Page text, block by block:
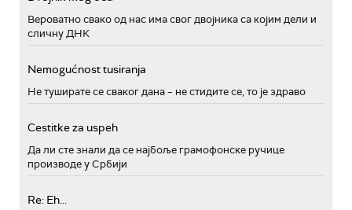
Вероватно свако од нас има свог двојника са којим дели и
сличну ДНК
Nemogućnost tusiranja
Не туширате се сваког дана – не стидите се, то је здраво
Cestitke za uspeh
Да ли сте знали да се најбоље грамофонске ручице
производе у Србији
Re: Eh...